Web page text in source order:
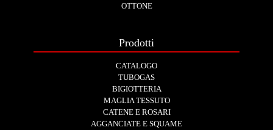
OTTONE
Prodotti
CATALOGO
TUBOGAS
BIGIOTTERIA
MAGLIA TESSUTO
CATENE E ROSARI
AGGANCIATE E SQUAME